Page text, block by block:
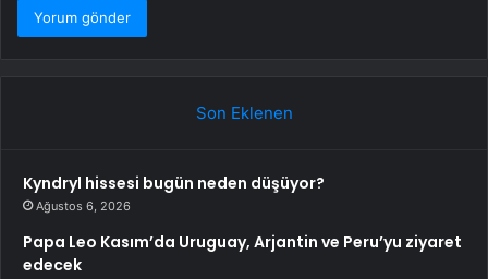
Son Eklenen
Kyndryl hissesi bugün neden düşüyor?
Ağustos 6, 2026
Papa Leo Kasım’da Uruguay, Arjantin ve Peru’yu ziyaret
edecek